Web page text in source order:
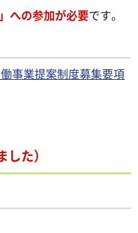
への参加が必要です。
事業提案制度募集要項
した）